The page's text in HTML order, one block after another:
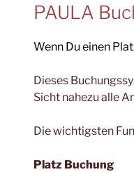
PAULA
Wenn Du einen
Dieses
Sicht nahezu alle
Die wichtigsten
Platz Buchung